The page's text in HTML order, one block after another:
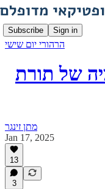
Subscribe Sign in
הרהורי יום שישי
של תורת
מתן זינגר
Jan 17, 2025
13
3